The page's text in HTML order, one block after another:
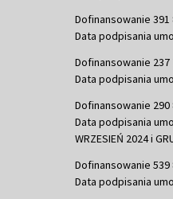
Dofinansowanie 391
Data podpisania
Dofinansowanie 237
Data podpisania
Dofinansowanie 290
Data podpisania
WRZESIEŃ 2024 i
Dofinansowanie 539
Data podpisania